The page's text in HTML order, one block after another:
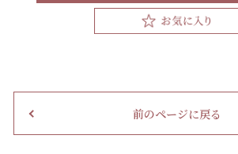
前のページに戻る